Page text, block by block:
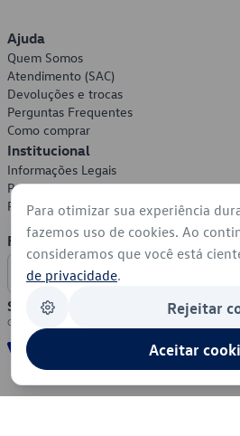
Ajuda
Quem Somos
Atendimento (SAC)
Devoluções e trocas
Perguntas Frequentes
Como comprar
Institucional
Informações Legais
Política de Privacidade
Política de Cookies
Formas de Pagamento
Segurança
Para otimizar sua experiência
fazemos uso de cookies. Ao
consideramos que você está
de privacidade.
Rejeitar
Aceitar